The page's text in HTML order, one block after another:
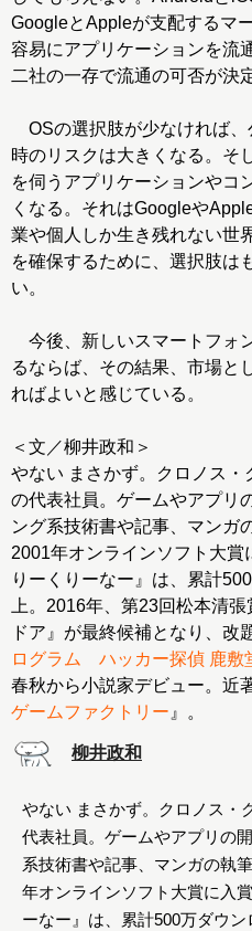
GoogleとAppleが支配するマ
容易にアプリケーションを流
二社の一存で流通の可否が決
OSの選択肢が少なければ、
時のリスクは大きくなる。そ
を伺うアプリケーションやコ
くなる。それはGoogleや
業や個人しか生き残れない世
を確保するために、選択肢は
い。
今後、新しいスマートフォ
るならば、その結果、市場と
ればよいと感じている。
＜文／柳井政和＞
やない まさかず。クロノス・
の代表社員。ゲームやアプリ
ング系技術書や記事、マンガ
2001年オンラインソフト大賞
りーくりーなー』は、累計
上。2016年、第23回松本清
ドア』が最終候補となり、改
ログラム ハッカー探偵 鹿敷
春秋から小説家デビュー。近
ゲームファクトリー 』。
柳井政和
やない まさかず。クロノス・
代表社員。ゲームやアプリの
系技術書や記事、マンガの執
年オンラインソフト大賞に入
ーなー』は、累計500万ダウ